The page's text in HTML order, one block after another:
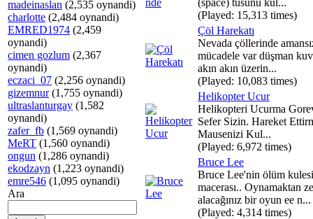
madeinaslan (2,535 oynandi)
charlotte (2,484 oynandi)
EMRED1974 (2,459
oynandi)
cimen gozlum (2,367
oynandi)
eczaci_07 (2,256 oynandi)
gizemnur(1,755 oynandi)
ultraslanturgay (1,582
oynandi)
zafer_fb (1,569 oynandi)
MeRT (1,560 oynandi)
ongun (1,286 oynandi)
ekodzayn (1,223 oynandi)
emre546 (1,095 oynandi)
Ara
(space) tusunu kul...
(Played: 15,313 times)
Çöl Harekatı
Nevada çöllerinde
mücadele var düşman
akın akın üzerin...
(Played: 10,083 times)
Helikopter Ucur
Helikopteri Ucurma
Sefer Sizin. Hareket
Mausenizi Kul...
(Played: 6,972 times)
Bruce Lee
Bruce Lee'nin ölüm kulesi
macerası.. Oynamaktan
alacağınız bir oyun ee n...
(Played: 4,314 times)